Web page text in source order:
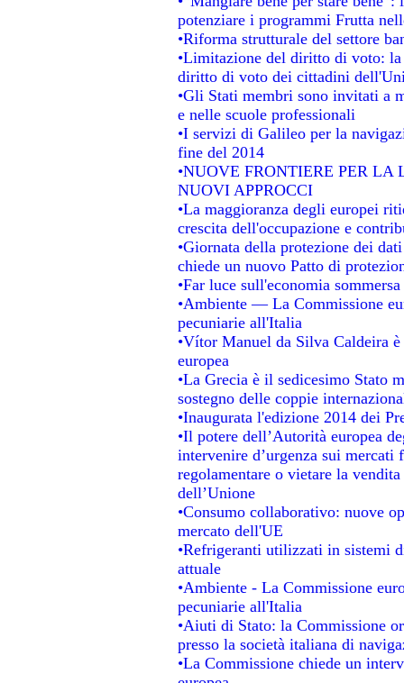
potenziare i programmi Frutta
•Riforma strutturale del settore
•Limitazione del diritto di voto:
diritto di voto dei cittadini
•Gli Stati membri sono invitati a
e nelle scuole professionali
•I servizi di Galileo per la
fine del 2014
•NUOVE FRONTIERE PER
NUOVI APPROCCI
•La maggioranza degli europei
crescita dell'occupazione e
•Giornata della protezione dei
chiede un nuovo Patto di
•Far luce sull'economia
•Ambiente — La Commissione
pecuniarie all'Italia
•Vítor Manuel da Silva Caldeira
europea
•La Grecia è il sedicesimo Stato
sostegno delle coppie
•Inaugurata l'edizione 2014 dei
•Il potere dell’Autorità europea
intervenire d’urgenza sui
regolamentare o vietare la
dell’Unione
•Consumo collaborativo: nuove
mercato dell'UE
•Refrigeranti utilizzati in sistemi
attuale
•Ambiente - La Commissione
pecuniarie all'Italia
•Aiuti di Stato: la Commissione
presso la società italiana di
•La Commissione chiede un